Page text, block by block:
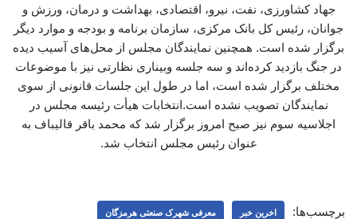
جهاد کشاورزی، نفت، نیرو، اقتصادی، بهداشت و درمان، ورزش و
جوانان، رئیس کل بانک مرکزی، سازمان برنامه و بودجه و موارد دیگر
برگزار شده است. همچنین نمایندگان مجلس از محل‌های آسیب دیده
در جنگ بازدید کرده‌اند و سه جلسه وبیناری ‌نظارتی نیز با موضوعات
مختلف برگزار شده است، اما در طول این جلسات قانونی از سوی
نمایندگان تصویب نشده است.انتخابات هیأت‌ رئیسه مجلس در
اجلاسیه سوم نیز صبح امروز برگزار شد که محمد باقر قالیباف به
عنوان رئیس مجلس انتخاب شد.
برچسب‌ها: اخرین خبر معرفی شهرک صنعتی هرمزگان